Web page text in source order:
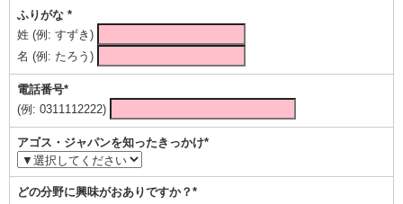
ふりがな *
姓 (例: すずき)
名 (例: たろう)
電話番号*
(例: 0311112222)
アゴス・ジャパンを知ったきっかけ*
どの分野に興味がおありですか？*